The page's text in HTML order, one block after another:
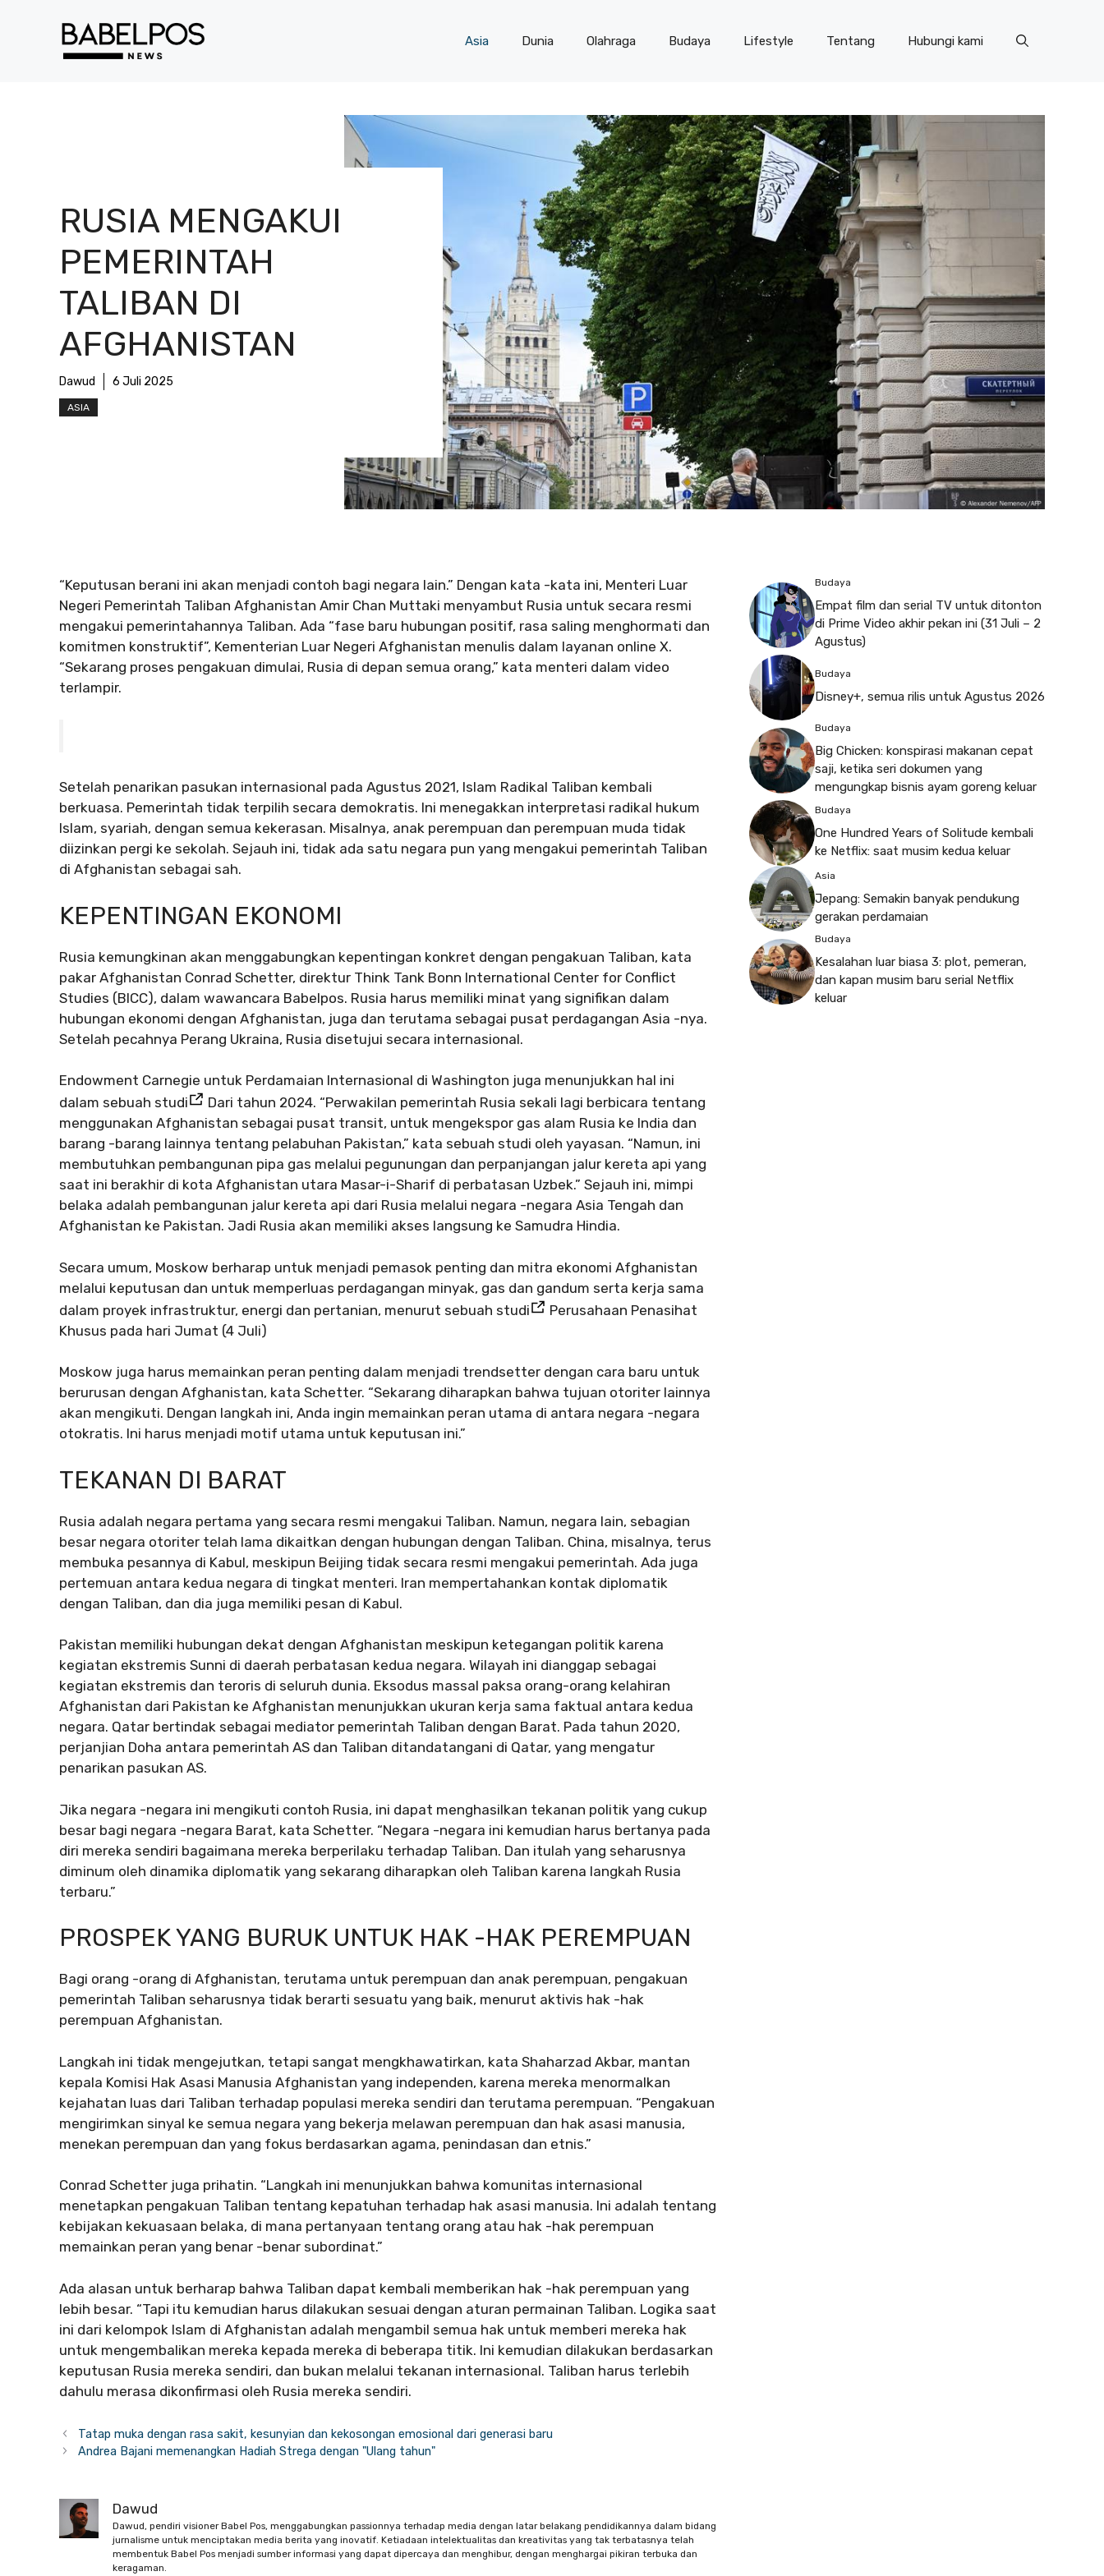
Asia Dunia Olahraga Budaya Lifestyle Tentang Hubungi kami
RUSIA MENGAKUI
PEMERINTAH
TALIBAN DI
AFGHANISTAN
Dawud 6 Juli 2025
ASIA
“Keputusan berani ini akan menjadi contoh bagi negara lain.” Dengan kata -kata ini, Menteri Luar
Negeri Pemerintah Taliban Afghanistan Amir Chan Muttaki menyambut Rusia untuk secara resmi
mengakui pemerintahannya Taliban. Ada “fase baru hubungan positif, rasa saling menghormati dan
komitmen konstruktif”, Kementerian Luar Negeri Afghanistan menulis dalam layanan online X.
“Sekarang proses pengakuan dimulai, Rusia di depan semua orang,” kata menteri dalam video
terlampir.
Setelah penarikan pasukan internasional pada Agustus 2021, Islam Radikal Taliban kembali
berkuasa. Pemerintah tidak terpilih secara demokratis. Ini menegakkan interpretasi radikal hukum
Islam, syariah, dengan semua kekerasan. Misalnya, anak perempuan dan perempuan muda tidak
diizinkan pergi ke sekolah. Sejauh ini, tidak ada satu negara pun yang mengakui pemerintah Taliban
di Afghanistan sebagai sah.
KEPENTINGAN EKONOMI
Rusia kemungkinan akan menggabungkan kepentingan konkret dengan pengakuan Taliban, kata
pakar Afghanistan Conrad Schetter, direktur Think Tank Bonn International Center for Conflict
Studies (BICC), dalam wawancara Babelpos. Rusia harus memiliki minat yang signifikan dalam
hubungan ekonomi dengan Afghanistan, juga dan terutama sebagai pusat perdagangan Asia -nya.
Setelah pecahnya Perang Ukraina, Rusia disetujui secara internasional.
Endowment Carnegie untuk Perdamaian Internasional di Washington juga menunjukkan hal ini
dalam sebuah studi
Dari tahun 2024. “Perwakilan pemerintah Rusia sekali lagi berbicara tentang
menggunakan Afghanistan sebagai pusat transit, untuk mengekspor gas alam Rusia ke India dan
barang -barang lainnya tentang pelabuhan Pakistan,” kata sebuah studi oleh yayasan. “Namun, ini
membutuhkan pembangunan pipa gas melalui pegunungan dan perpanjangan jalur kereta api yang
saat ini berakhir di kota Afghanistan utara Masar-i-Sharif di perbatasan Uzbek.” Sejauh ini, mimpi
belaka adalah pembangunan jalur kereta api dari Rusia melalui negara -negara Asia Tengah dan
Afghanistan ke Pakistan. Jadi Rusia akan memiliki akses langsung ke Samudra Hindia.
Secara umum, Moskow berharap untuk menjadi pemasok penting dan mitra ekonomi Afghanistan
melalui keputusan dan untuk memperluas perdagangan minyak, gas dan gandum serta kerja sama
dalam proyek infrastruktur, energi dan pertanian, menurut sebuah studi
Perusahaan Penasihat
Khusus pada hari Jumat (4 Juli)
Moskow juga harus memainkan peran penting dalam menjadi trendsetter dengan cara baru untuk
berurusan dengan Afghanistan, kata Schetter. “Sekarang diharapkan bahwa tujuan otoriter lainnya
akan mengikuti. Dengan langkah ini, Anda ingin memainkan peran utama di antara negara -negara
otokratis. Ini harus menjadi motif utama untuk keputusan ini.”
TEKANAN DI BARAT
Rusia adalah negara pertama yang secara resmi mengakui Taliban. Namun, negara lain, sebagian
besar negara otoriter telah lama dikaitkan dengan hubungan dengan Taliban. China, misalnya, terus
membuka pesannya di Kabul, meskipun Beijing tidak secara resmi mengakui pemerintah. Ada juga
pertemuan antara kedua negara di tingkat menteri. Iran mempertahankan kontak diplomatik
dengan Taliban, dan dia juga memiliki pesan di Kabul.
Pakistan memiliki hubungan dekat dengan Afghanistan meskipun ketegangan politik karena
kegiatan ekstremis Sunni di daerah perbatasan kedua negara. Wilayah ini dianggap sebagai
kegiatan ekstremis dan teroris di seluruh dunia. Eksodus massal paksa orang-orang kelahiran
Afghanistan dari Pakistan ke Afghanistan menunjukkan ukuran kerja sama faktual antara kedua
negara. Qatar bertindak sebagai mediator pemerintah Taliban dengan Barat. Pada tahun 2020,
perjanjian Doha antara pemerintah AS dan Taliban ditandatangani di Qatar, yang mengatur
penarikan pasukan AS.
Jika negara -negara ini mengikuti contoh Rusia, ini dapat menghasilkan tekanan politik yang cukup
besar bagi negara -negara Barat, kata Schetter. “Negara -negara ini kemudian harus bertanya pada
diri mereka sendiri bagaimana mereka berperilaku terhadap Taliban. Dan itulah yang seharusnya
diminum oleh dinamika diplomatik yang sekarang diharapkan oleh Taliban karena langkah Rusia
terbaru.”
PROSPEK YANG BURUK UNTUK HAK -HAK PEREMPUAN
Bagi orang -orang di Afghanistan, terutama untuk perempuan dan anak perempuan, pengakuan
pemerintah Taliban seharusnya tidak berarti sesuatu yang baik, menurut aktivis hak -hak
perempuan Afghanistan.
Langkah ini tidak mengejutkan, tetapi sangat mengkhawatirkan, kata Shaharzad Akbar, mantan
kepala Komisi Hak Asasi Manusia Afghanistan yang independen, karena mereka menormalkan
kejahatan luas dari Taliban terhadap populasi mereka sendiri dan terutama perempuan. “Pengakuan
mengirimkan sinyal ke semua negara yang bekerja melawan perempuan dan hak asasi manusia,
menekan perempuan dan yang fokus berdasarkan agama, penindasan dan etnis.”
Conrad Schetter juga prihatin. “Langkah ini menunjukkan bahwa komunitas internasional
menetapkan pengakuan Taliban tentang kepatuhan terhadap hak asasi manusia. Ini adalah tentang
kebijakan kekuasaan belaka, di mana pertanyaan tentang orang atau hak -hak perempuan
memainkan peran yang benar -benar subordinat.”
Ada alasan untuk berharap bahwa Taliban dapat kembali memberikan hak -hak perempuan yang
lebih besar. “Tapi itu kemudian harus dilakukan sesuai dengan aturan permainan Taliban. Logika saat
ini dari kelompok Islam di Afghanistan adalah mengambil semua hak untuk memberi mereka hak
untuk mengembalikan mereka kepada mereka di beberapa titik. Ini kemudian dilakukan berdasarkan
keputusan Rusia mereka sendiri, dan bukan melalui tekanan internasional. Taliban harus terlebih
dahulu merasa dikonfirmasi oleh Rusia mereka sendiri.
Tatap muka dengan rasa sakit, kesunyian dan kekosongan emosional dari generasi baru
Andrea Bajani memenangkan Hadiah Strega dengan "Ulang tahun"
Dawud
Dawud, pendiri visioner Babel Pos, menggabungkan passionnya terhadap media dengan latar belakang pendidikannya dalam bidang
jurnalisme untuk menciptakan media berita yang inovatif. Ketiadaan intelektualitas dan kreativitas yang tak terbatasnya telah
membentuk Babel Pos menjadi sumber informasi yang dapat dipercaya dan menghibur, dengan menghargai pikiran terbuka dan
keragaman.
Budaya
Empat film dan serial TV untuk ditonton
di Prime Video akhir pekan ini (31 Juli – 2
Agustus)
Budaya
Disney+, semua rilis untuk Agustus 2026
Budaya
Big Chicken: konspirasi makanan cepat
saji, ketika seri dokumen yang
mengungkap bisnis ayam goreng keluar
Budaya
One Hundred Years of Solitude kembali
ke Netflix: saat musim kedua keluar
Asia
Jepang: Semakin banyak pendukung
gerakan perdamaian
Budaya
Kesalahan luar biasa 3: plot, pemeran,
dan kapan musim baru serial Netflix
keluar